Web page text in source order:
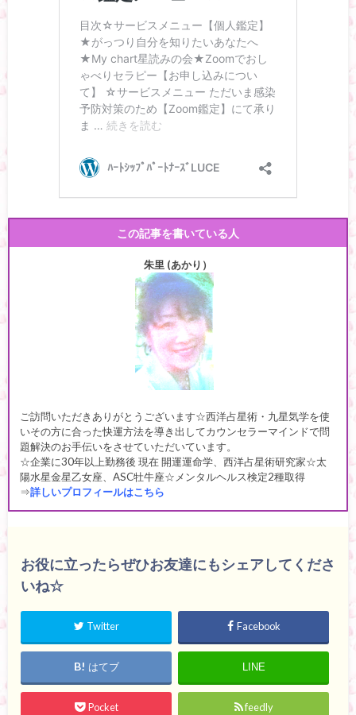
この記事を書いている人
朱里 (あかり）
ご訪問いただきありがとうございます☆西洋占星術・九星気学を使
いその方に合った快運方法を導き出してカウンセラーマインドで問
題解決のお手伝いをさせていただいています。
☆企業に30年以上勤務後 現在 開運運命学、西洋占星術研究家☆太
陽水星金星乙女座、ASC牡牛座☆メンタルヘルス検定2種取得
⇒詳しいプロフィールはこちら
お役に立ったらぜひお友達にもシェアしてくださ
いね☆
Twitter Facebook
はてブ LINE
Pocket feedly